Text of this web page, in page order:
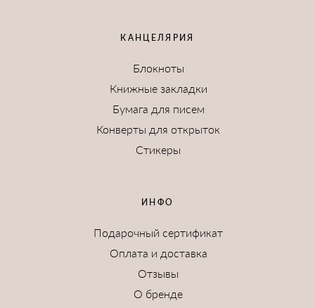
КАНЦЕЛЯРИЯ
Блокноты
Книжные закладки
Бумага для писем
Конверты для открыток
Стикеры
ИНФО
Подарочный сертификат
Оплата и доставка
Отзывы
О бренде